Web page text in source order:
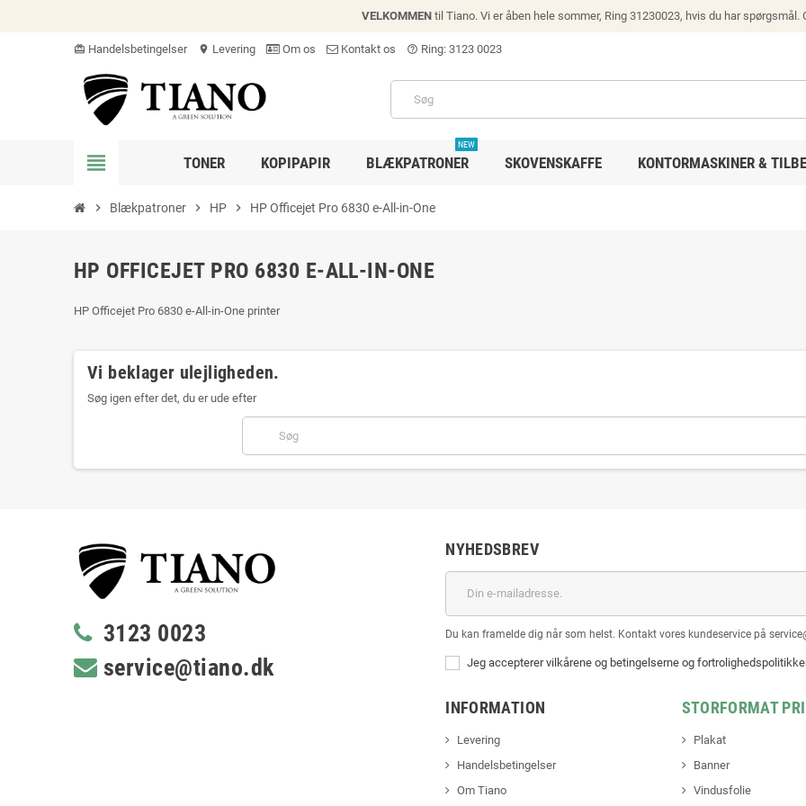
VELKOMMEN til Tiano. Vi er åben hele sommer, Ring 31230023, hvis du har spørgsmål.
card_giftcard Handelsbetingelser location_on Levering Om os Kontakt os help_outline Ring: 3123 0023
view_headline TONER KOPIPAPIR BLÆKPATRONER
NEW
SKOVENSKAFFE KONTORMASKINER &
chevron_right Blækpatroner chevron_right HP chevron_right HP Officejet Pro 6830 e-All-in-One
HP OFFICEJET PRO 6830 E-ALL-IN-ONE
HP Officejet Pro 6830 e-All-in-One printer
Vi beklager ulejligheden.
Søg igen efter det, du er ude efter
3123 0023
service@tiano.dk
NYHEDSBREV
Du kan framelde dig når som helst. Kontakt vores kundeservice på
Jeg accepterer vilkårene og betingelserne og
INFORMATION
Levering
Handelsbetingelser
Om Tiano
STORFORMAT
Plakat
Banner
Vindusfolie